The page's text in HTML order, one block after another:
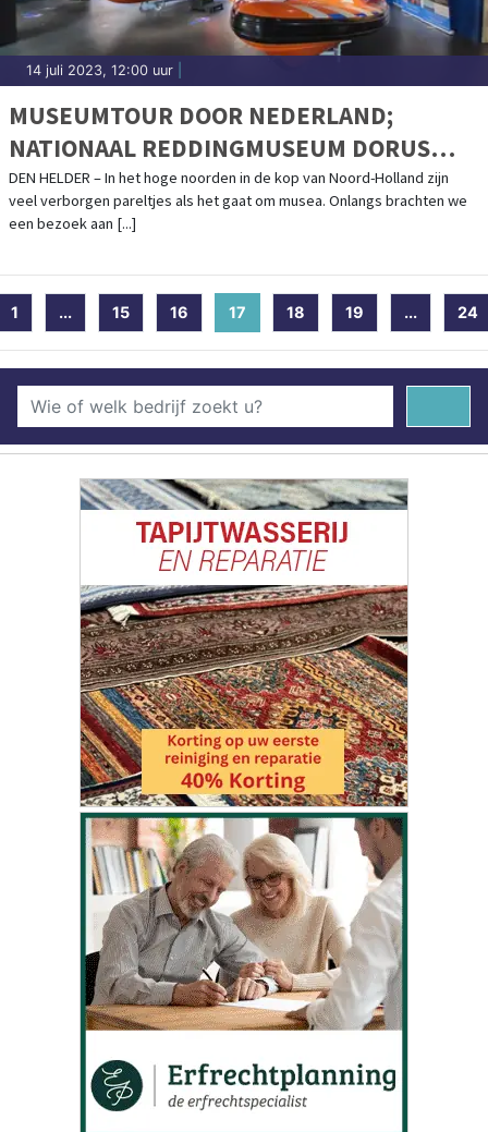
14 juli 2023, 12:00 uur
MUSEUMTOUR DOOR NEDERLAND;
NATIONAAL REDDINGMUSEUM DORUS
RIJKERS
DEN HELDER – In het hoge noorden in de kop van Noord-Holland zijn
veel verborgen pareltjes als het gaat om musea. Onlangs brachten we
een bezoek aan [...]
1 ... 15 16 17 (current)
18 19 ... 24